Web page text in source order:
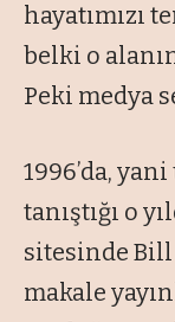
hayatımızı
belki o
Peki medya
1996’da,
tanıştığı o
sitesinde Bill
makale